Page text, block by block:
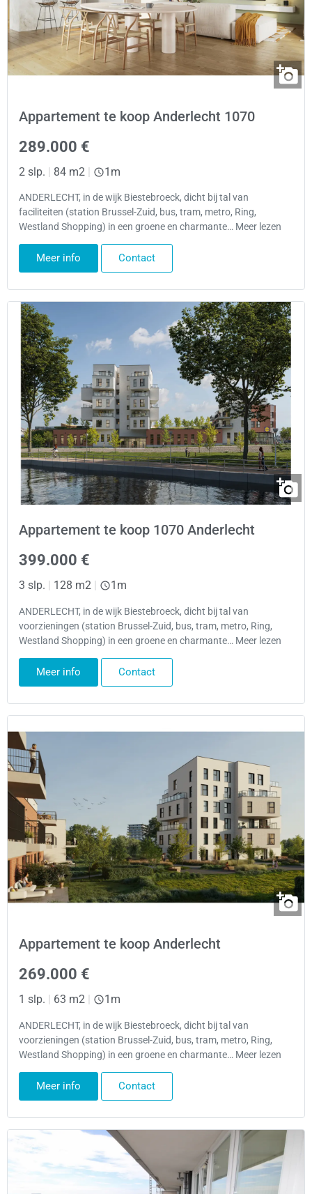
Appartement te koop Anderlecht 1070
289.000 €
2 slp. | 84 m2 | 1m
ANDERLECHT, in de wijk Biestebroeck, dicht bij tal van
faciliteiten (station Brussel-Zuid, bus, tram, metro, Ring,
Westland Shopping) in een groene en charmante… Meer lezen
Meer info Contact
Appartement te koop 1070 Anderlecht
399.000 €
3 slp. 128 m2 1m
ANDERLECHT, in de wijk Biestebroeck, dicht bij tal van
voorzieningen (station Brussel-Zuid, bus, tram, metro, Ring,
Westland Shopping) in een groene en charmante… Meer lezen
Meer info Contact
Appartement te koop Anderlecht
269.000 €
1 slp. | 63 m2 | 1m
ANDERLECHT, in de wijk Biestebroeck, dicht bij tal van
voorzieningen (station Brussel-Zuid, bus, tram, metro, Ring,
Westland Shopping) in een groene en charmante… Meer lezen
Meer info Contact